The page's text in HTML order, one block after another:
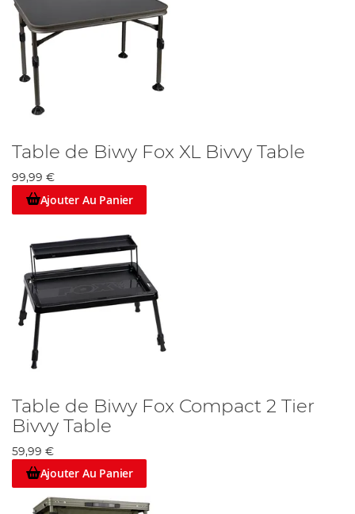
Table de Biwy Fox XL Bivvy Table
99,99 €
Ajouter Au Panier
Table de Biwy Fox Compact 2 Tier
Bivvy Table
59,99 €
Ajouter Au Panier